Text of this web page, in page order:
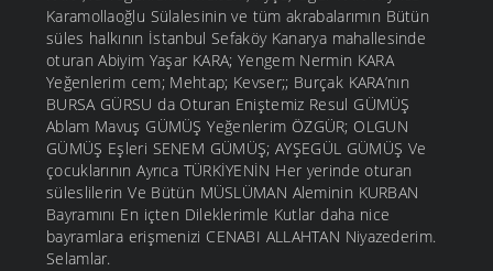
Karamollaoğlu Sülalesinin ve tüm akrabalarımın Bütün
süles halkının İstanbul Sefaköy Kanarya mahallesinde
oturan Abiyim Yaşar KARA; Yengem Nermin KARA
Yeğenlerim cem; Mehtap; Kevser;; Burçak KARA’nın
BURSA GÜRSU da Oturan Eniştemiz Resul GÜMÜŞ
Ablam Mavuş GÜMÜŞ Yeğenlerim ÖZGÜR; OLGUN
GÜMÜŞ Eşleri SENEM GÜMÜŞ; AYŞEGÜL GÜMÜŞ Ve
çocuklarının Ayrıca TÜRKİYENİN Her yerinde oturan
süleslilerin Ve Bütün MÜSLÜMAN Aleminin KURBAN
Bayramını En içten Dileklerimle Kutlar daha nice
bayramlara erişmenizi CENABI ALLAHTAN Niyazederim.
Selamlar.